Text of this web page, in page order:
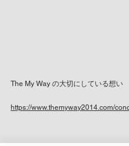
The My Way の大切にしている想い
https://www.themyway2014.com/